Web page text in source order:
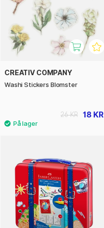
CREATIV COMPANY
Washi Stickers Blomster
18 KR
26 KR